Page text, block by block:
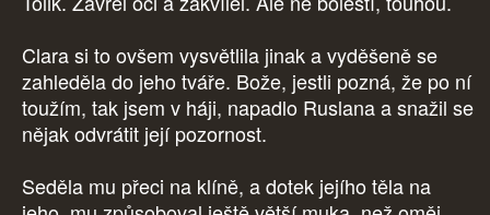
Clara si to ovšem vysvětlila jinak a vyděšeně se
zahleděla do jeho tváře. Bože, jestli pozná, že po ní
toužím, tak jsem v háji, napadlo Ruslana a snažil se
nějak odvrátit její pozornost.
Seděla mu přeci na klíně, a dotek jejího těla na